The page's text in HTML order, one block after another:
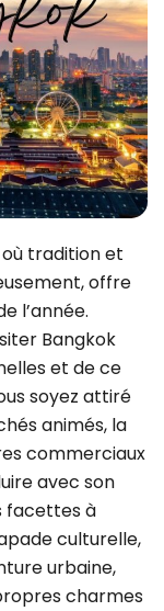
tradition et
offre
l’année.
Bangkok
et de ce
soyez attiré
animés, la
commerciaux
avec son
facettes à
culturelle,
urbaine,
charmes